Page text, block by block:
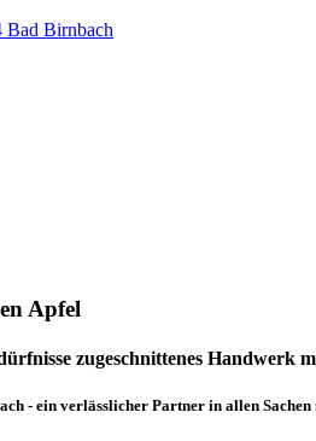
Bad Birnbach
Apfel
zugeschnittenes Handwerk
- ein verlässlicher Partner in allen Sachen